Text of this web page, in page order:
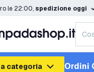
le 22:00, spedizione oggi
categoria Ordini